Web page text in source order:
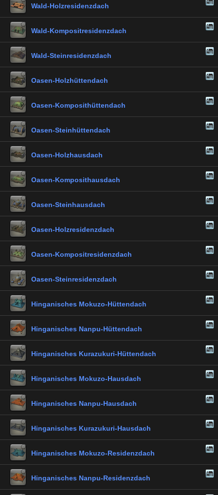
Wald-Holzresidenzdach
Wald-Kompositresidenzdach
Wald-Steinresidenzdach
Oasen-Holzhüttendach
Oasen-Komposithüttendach
Oasen-Steinhüttendach
Oasen-Holzhausdach
Oasen-Komposithausdach
Oasen-Steinhausdach
Oasen-Holzresidenzdach
Oasen-Kompositresidenzdach
Oasen-Steinresidenzdach
Hinganisches Mokuzo-Hüttendach
Hinganisches Nanpu-Hüttendach
Hinganisches Kurazukuri-Hüttendach
Hinganisches Mokuzo-Hausdach
Hinganisches Nanpu-Hausdach
Hinganisches Kurazukuri-Hausdach
Hinganisches Mokuzo-Residenzdach
Hinganisches Nanpu-Residenzdach